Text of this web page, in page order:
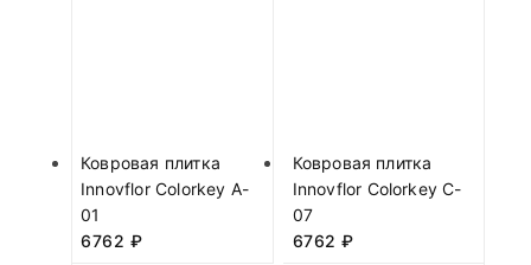
Ковровая плитка
Innovflor Colorkey A-
01
6762 ₽
Ковровая плитка
Innovflor Colorkey C-
07
6762 ₽